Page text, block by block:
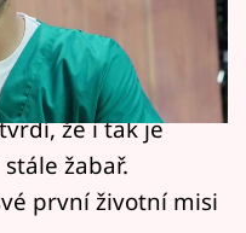
Vary
největších prodejců
Jiří zvládl
úspěšně
že i tak je
žabař.
první životní misi